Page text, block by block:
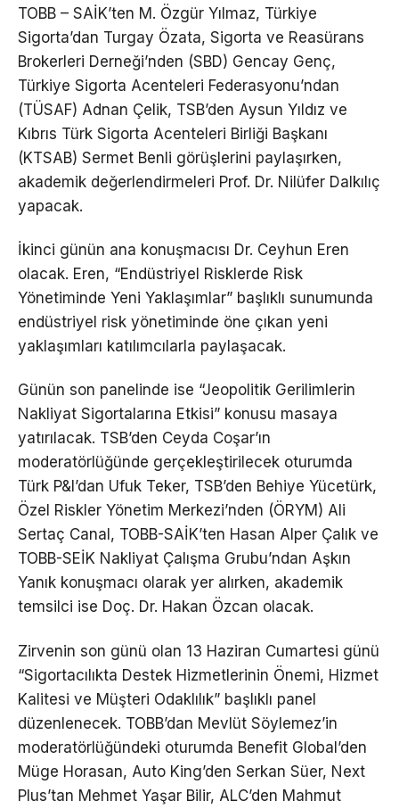
TOBB – SAİK’ten M. Özgür Yılmaz, Türkiye
Sigorta’dan Turgay Özata, Sigorta ve Reasürans
Brokerleri Derneği’nden (SBD) Gencay Genç,
Türkiye Sigorta Acenteleri Federasyonu’ndan
(TÜSAF) Adnan Çelik, TSB’den Aysun Yıldız ve
Kıbrıs Türk Sigorta Acenteleri Birliği Başkanı
(KTSAB) Sermet Benli görüşlerini paylaşırken,
akademik değerlendirmeleri Prof. Dr. Nilüfer Dalkılıç
yapacak.
İkinci günün ana konuşmacısı Dr. Ceyhun Eren
olacak. Eren, “Endüstriyel Risklerde Risk
Yönetiminde Yeni Yaklaşımlar” başlıklı sunumunda
endüstriyel risk yönetiminde öne çıkan yeni
yaklaşımları katılımcılarla paylaşacak.
Günün son panelinde ise “Jeopolitik Gerilimlerin
Nakliyat Sigortalarına Etkisi” konusu masaya
yatırılacak. TSB’den Ceyda Coşar’ın
moderatörlüğünde gerçekleştirilecek oturumda
Türk P&I’dan Ufuk Teker, TSB’den Behiye Yücetürk,
Özel Riskler Yönetim Merkezi’nden (ÖRYM) Ali
Sertaç Canal, TOBB-SAİK’ten Hasan Alper Çalık ve
TOBB-SEİK Nakliyat Çalışma Grubu’ndan Aşkın
Yanık konuşmacı olarak yer alırken, akademik
temsilci ise Doç. Dr. Hakan Özcan olacak.
Zirvenin son günü olan 13 Haziran Cumartesi günü
“Sigortacılıkta Destek Hizmetlerinin Önemi, Hizmet
Kalitesi ve Müşteri Odaklılık” başlıklı panel
düzenlenecek. TOBB’dan Mevlüt Söylemez’in
moderatörlüğündeki oturumda Benefit Global’den
Müge Horasan, Auto King’den Serkan Süer, Next
Plus’tan Mehmet Yaşar Bilir, ALC’den Mahmut